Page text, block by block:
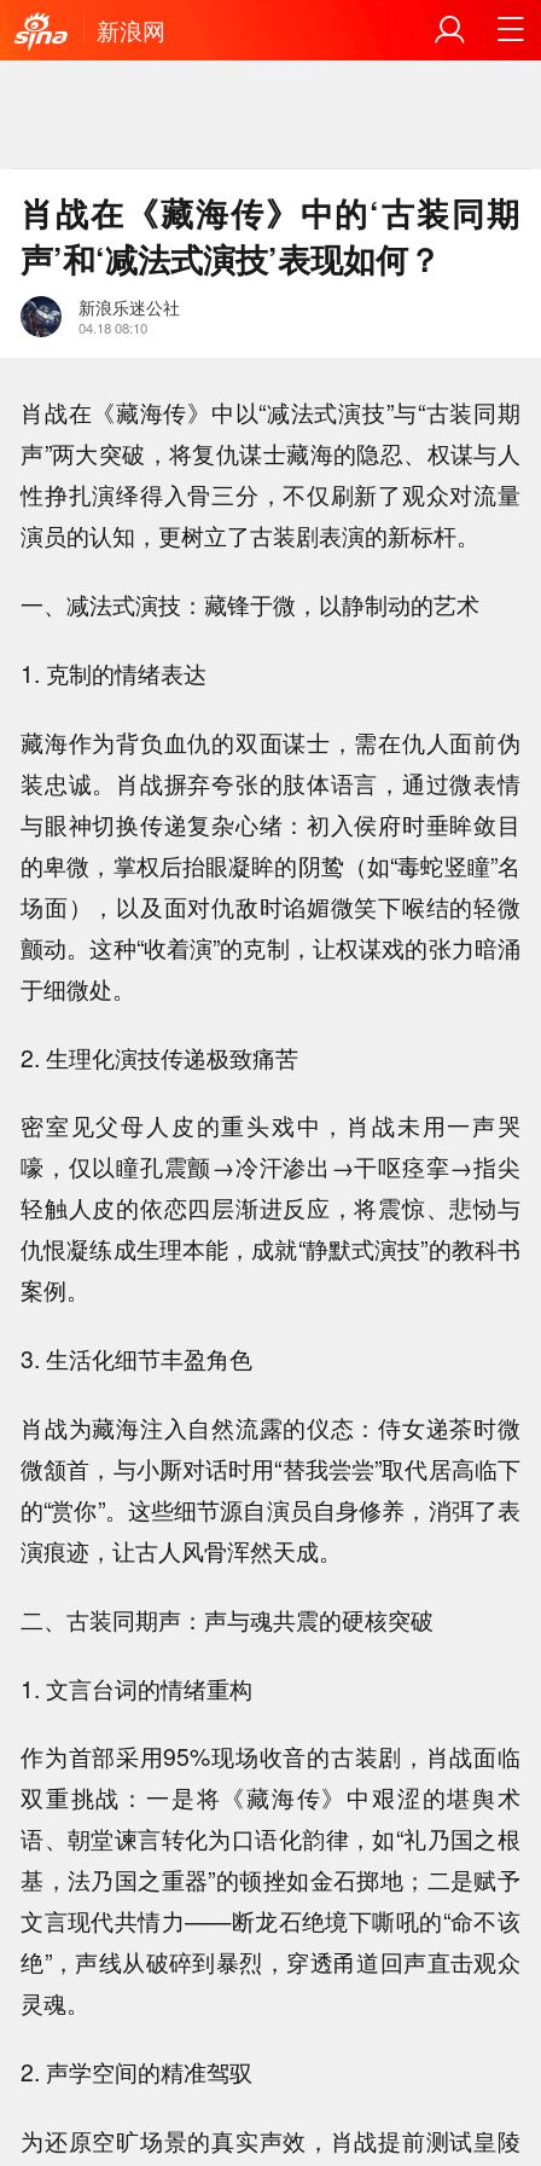
新浪网
肖战在《藏海传》中的‘古装同期
声’和‘减法式演技’表现如何？
新浪乐迷公社
04.18 08:10
肖战在《藏海传》中以“减法式演技”与“古装同期
声”两大突破，将复仇谋士藏海的隐忍、权谋与人
性挣扎演绎得入骨三分，不仅刷新了观众对流量
演员的认知，更树立了古装剧表演的新标杆。
一、减法式演技：藏锋于微，以静制动的艺术
1. 克制的情绪表达
藏海作为背负血仇的双面谋士，需在仇人面前伪
装忠诚。肖战摒弃夸张的肢体语言，通过微表情
与眼神切换传递复杂心绪：初入侯府时垂眸敛目
的卑微，掌权后抬眼凝眸的阴鸷（如“毒蛇竖瞳”名
场面），以及面对仇敌时谄媚微笑下喉结的轻微
颤动。这种“收着演”的克制，让权谋戏的张力暗涌
于细微处。
2. 生理化演技传递极致痛苦
密室见父母人皮的重头戏中，肖战未用一声哭
嚎，仅以瞳孔震颤→冷汗渗出→干呕痉挛→指尖
轻触人皮的依恋四层渐进反应，将震惊、悲恸与
仇恨凝练成生理本能，成就“静默式演技”的教科书
案例。
3. 生活化细节丰盈角色
肖战为藏海注入自然流露的仪态：侍女递茶时微
微颔首，与小厮对话时用“替我尝尝”取代居高临下
的“赏你”。这些细节源自演员自身修养，消弭了表
演痕迹，让古人风骨浑然天成。
二、古装同期声：声与魂共震的硬核突破
1. 文言台词的情绪重构
作为首部采用95%现场收音的古装剧，肖战面临
双重挑战：一是将《藏海传》中艰涩的堪舆术
语、朝堂谏言转化为口语化韵律，如“礼乃国之根
基，法乃国之重器”的顿挫如金石掷地；二是赋予
文言现代共情力——断龙石绝境下嘶吼的“命不该
绝”，声线从破碎到暴烈，穿透甬道回声直击观众
灵魂。
2. 声学空间的精准驾驭
为还原空旷场景的真实声效，肖战提前测试皇陵